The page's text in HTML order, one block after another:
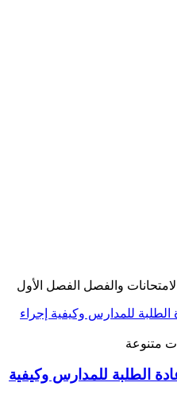
والفصل الفصل الأول
متنوعة
الطلبة للمدارس وكيفية